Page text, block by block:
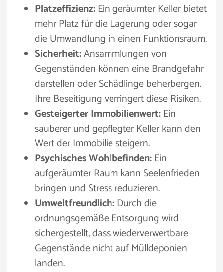
Platzeffizienz: Ein geräumter Keller bietet
mehr Platz für die Lagerung oder sogar
die Umwandlung in einen Funktionsraum.
Sicherheit:Ansammlungen von
Gegenständen können eine Brandgefahr
darstellen oder Schädlinge beherbergen.
Ihre Beseitigung verringert diese Risiken.
Gesteigerter Immobilienwert: Ein
sauberer und gepflegter Keller kann den
Wert der Immobilie steigern.
Psychisches Wohlbefinden: Ein
aufgeräumter Raum kann Seelenfrieden
bringen und Stress reduzieren.
Umweltfreundlich: Durch die
ordnungsgemäße Entsorgung wird
sichergestellt, dass wiederverwertbare
Gegenstände nicht auf Mülldeponien
landen.